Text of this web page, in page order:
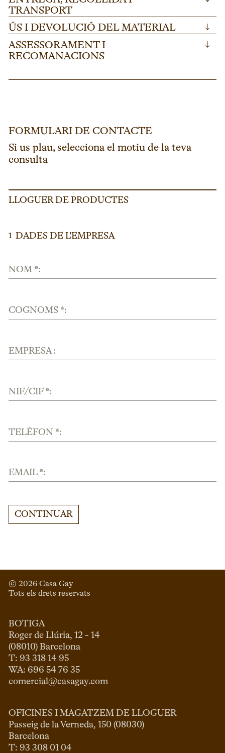
TRANSPORT
ÚS I DEVOLUCIÓ DEL MATERIAL ↓
ASSESSORAMENT I
RECOMANACIONS
↓
FORMULARI DE CONTACTE
Si us plau, selecciona el motiu de la teva
consulta
LLOGUER DE PRODUCTES
1 DADES DE L'EMPRESA
NOM *:
COGNOMS *:
EMPRESA :
NIF/CIF *:
TELÈFON *:
EMAIL *:
CONTINUAR
© 2026 Casa Gay
Tots els drets reservats
BOTIGA
Roger de Llúria, 12 - 14
(08010) Barcelona
T: 93 318 14 95
comercial@casagay.com
OFICINES I MAGATZEM DE LLOGUER
Passeig de la Verneda, 150 (08030)
Barcelona